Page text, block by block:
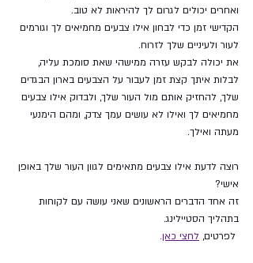
ואחרים יכולים לגרום לך להיראות לא טוב.
הקדישי זמן כדי לבחון אילו צבעים מחמיאים לך וגורמים
לעור ולעיניים שלך לזרוח.
את יכולה לבקש עזרה ממישהי שאת סומכת עליה,
לבלות איתך קצת זמן לעבור על הצבעים בארון הבגדים
שלך, להחזיק אותם מול העור שלך, ולבדוק אילו צבעים
מחמיאים לך ואילו לא עושים עמך צדק, ומהם הימנעי
מעתה ואילך.
רוצה לדעת אילו צבעים מתאימים לגוון העור שלך באופן
אישי?
זה אחד הדברים הראשונים שאני עושה עם לקוחות
בתהליך הסטיילינג.
לחצי כאן.